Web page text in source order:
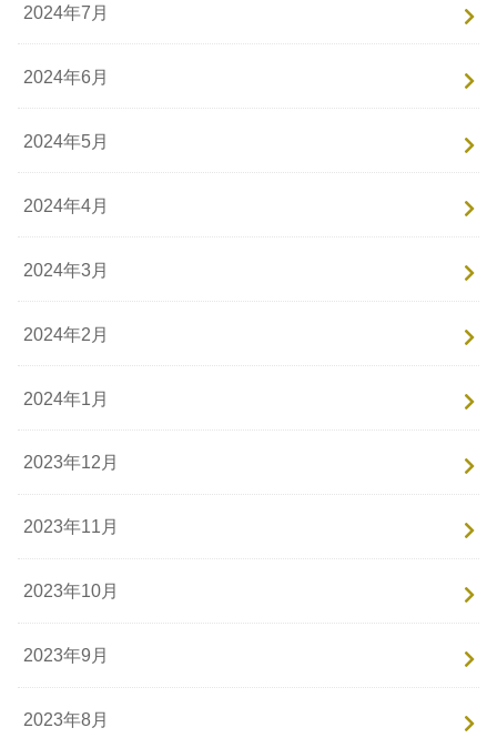
2024年7月
2024年6月
2024年5月
2024年4月
2024年3月
2024年2月
2024年1月
2023年12月
2023年11月
2023年10月
2023年9月
2023年8月